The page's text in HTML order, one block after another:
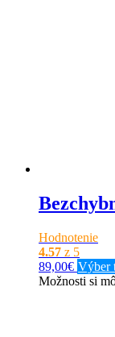
Hodnotenie
4.57 z 5
89,00€ Výber
Možnosti si